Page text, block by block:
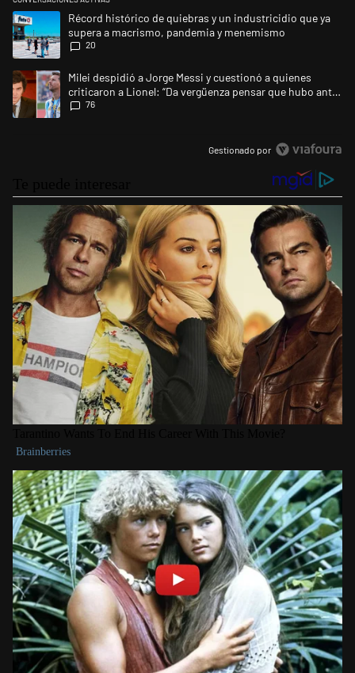
Este listado muestra los artículos con más comentarios en los últimos
Un artículo de tendencia con el título "Récord histórico de quiebras y
Récord histórico de quiebras y un industricidio que ya
supera a macrismo, pandemia y menemismo
20
Un artículo de tendencia con el título "Milei despidió a Jorge Messi y
Milei despidió a Jorge Messi y cuestionó a quienes
criticaron a Lionel: “Da vergüenza pensar que hubo anti-
Messi”
76
Gestionado por